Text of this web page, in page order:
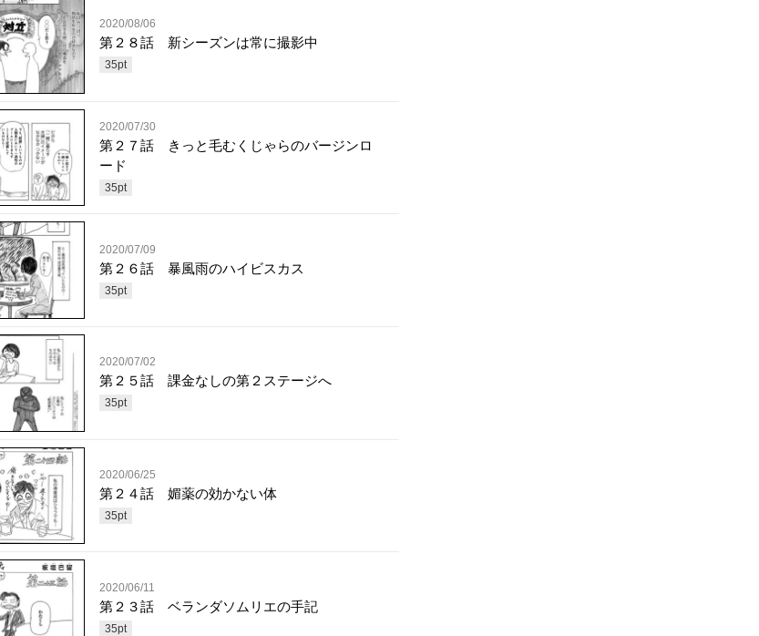
2020/08/06
第２８話 新シーズンは常に撮影中
35pt
2020/07/30
第２７話 きっと毛むくじゃらのバージンロ
ード
35pt
2020/07/09
第２６話 暴風雨のハイビスカス
35pt
2020/07/02
第２５話 課金なしの第２ステージへ
35pt
2020/06/25
第２４話 媚薬の効かない体
35pt
2020/06/11
第２３話 ベランダソムリエの手記
35pt